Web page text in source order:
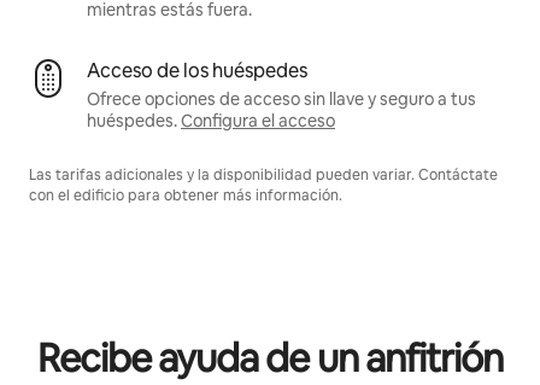
mientras estás fuera.
Acceso de los huéspedes
Ofrece opciones de acceso sin llave y seguro a tus
huéspedes.Configura el acceso
Las tarifas adicionales y la disponibilidad pueden variar. Contáctate
con el edificio para obtener más información.
Recibe ayuda de un anfitrión